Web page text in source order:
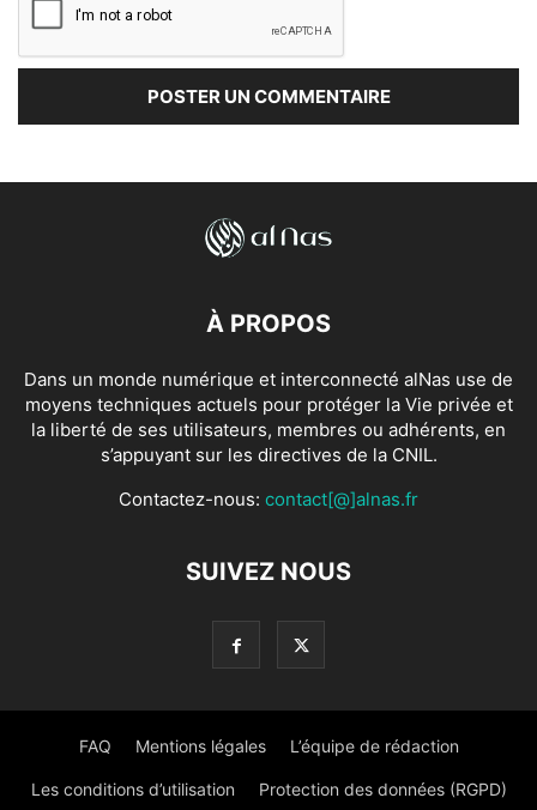
À PROPOS
Dans un monde numérique et interconnecté alNas use de
moyens techniques actuels pour protéger la Vie privée et
la liberté de ses utilisateurs, membres ou adhérents, en
s’appuyant sur les directives de la CNIL.
Contactez-nous: contact[@]alnas.fr
SUIVEZ NOUS
FAQ Mentions légales L’équipe de rédaction
Les conditions d’utilisation Protection des données (RGPD)